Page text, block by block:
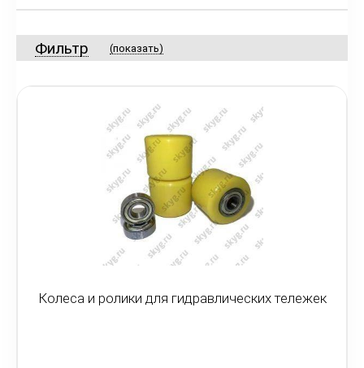
Фильтр (показать)
Колеса и ролики для гидравлических тележек